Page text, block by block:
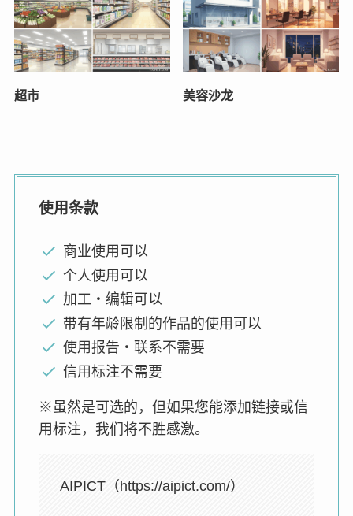
超市 美容沙龙
使用条款
商业使用可以
个人使用可以
加工・编辑可以
带有年龄限制的作品的使用可以
使用报告・联系不需要
信用标注不需要
※虽然是可选的，但如果您能添加链接或信
用标注，我们将不胜感激。
AIPICT（https://aipict.com/）